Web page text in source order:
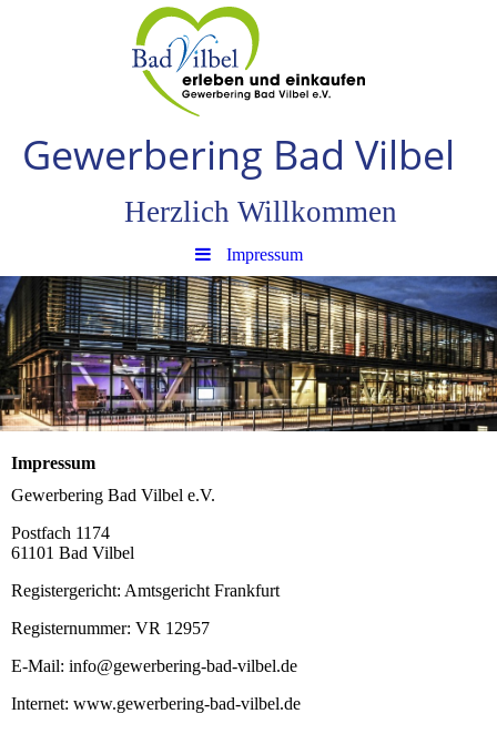
Gewerbering Bad Vilbel
Herzlich Willkommen
Impressum
Impressum
Gewerbering Bad Vilbel e.V.
Postfach 1174
61101 Bad Vilbel
Registergericht: Amtsgericht Frankfurt
Registernummer: VR 12957
E-Mail: info@gewerbering-bad-vilbel.de
Internet: www.gewerbering-bad-vilbel.de